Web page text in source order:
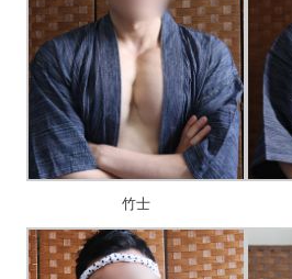
竹士